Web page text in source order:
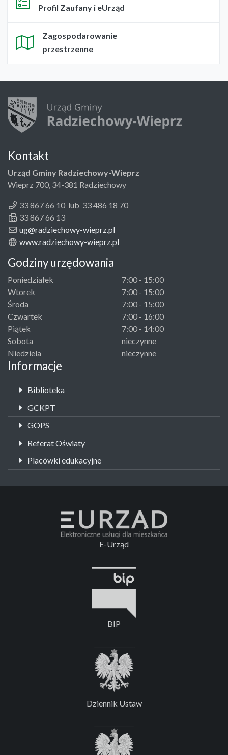
Profil Zaufany i eUrząd
Zagospodarowanie
przestrzenne
Kontakt
Urząd Gminy Radziechowy-Wieprz
Wieprz 700, 34-381 Radziechowy
33 867 66 10 lub 33 486 18 70
33 867 66 13
ug@radziechowy-wieprz.pl
www.radziechowy-wieprz.pl
Godziny urzędowania
Poniedziałek
7:00 - 15:00
Wtorek
7:00 - 15:00
Środa
7:00 - 15:00
Czwartek
7:00 - 16:00
Piątek
7:00 - 14:00
Sobota
nieczynne
Niedziela
nieczynne
Informacje
Biblioteka
GCKPT
GOPS
Referat Oświaty
Placówki edukacyjne
E-Urząd
BIP
Dziennik Ustaw